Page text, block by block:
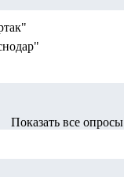
Показать все опросы